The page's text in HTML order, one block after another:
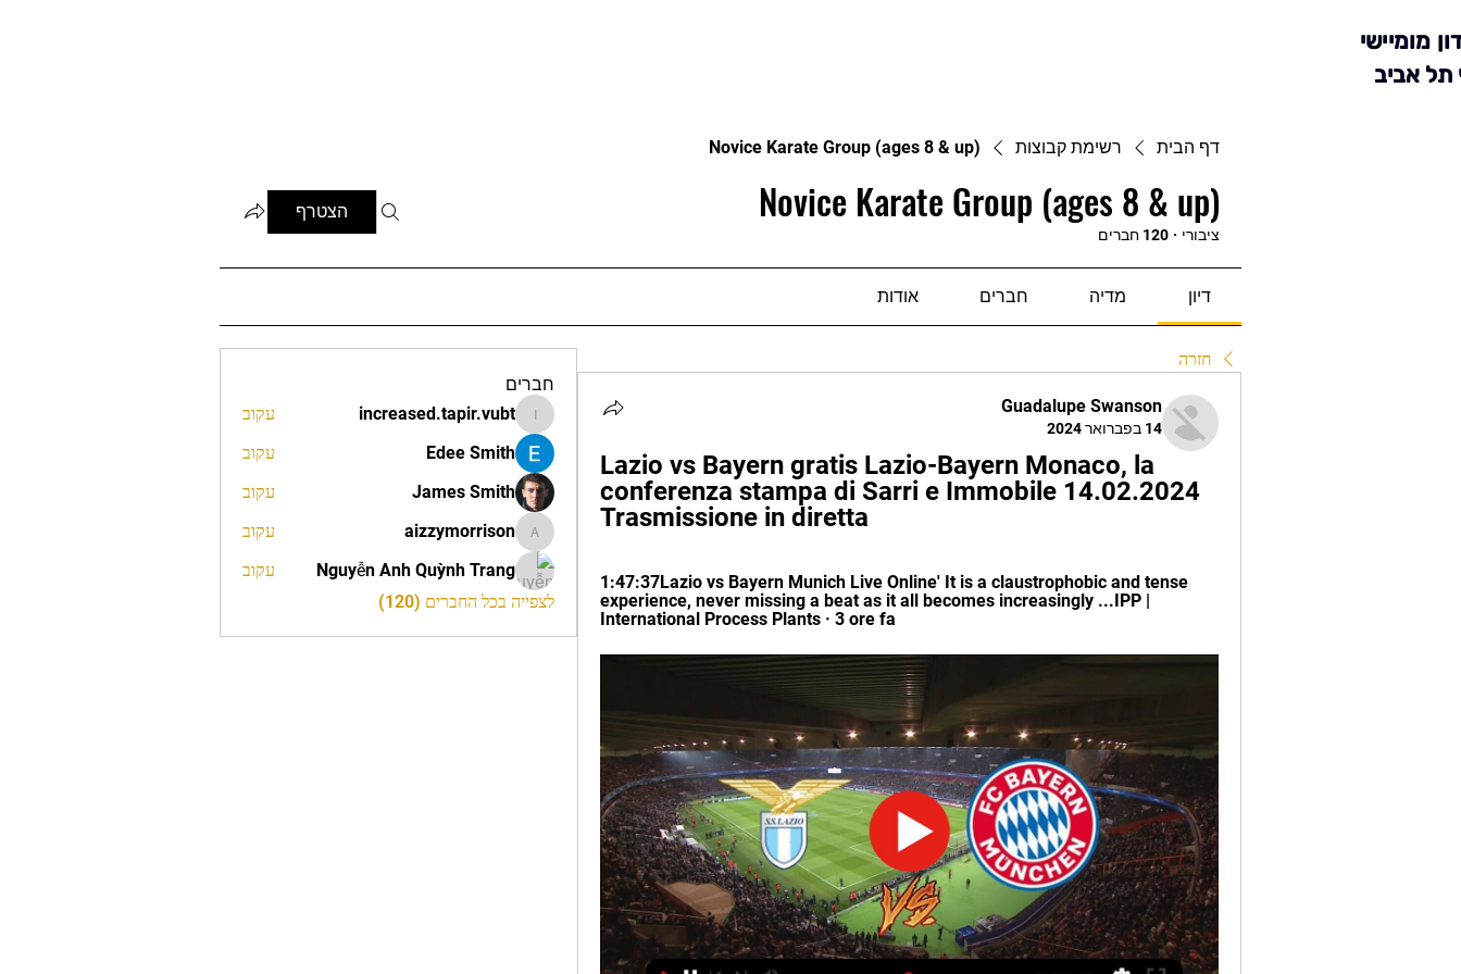
מומיישי
תל אביב
דף הבית רשימת קבוצות Novice Karate Group (ages 8 & up)
Novice Karate Group (ages 8 & up)
ציבורי · 120 חברים
הצטרף
דיון מדיה חברים אודות
חזרה
Guadalupe Swanson
14 בפברואר 2024
Lazio vs Bayern gratis Lazio-Bayern Monaco, la
conferenza stampa di Sarri e Immobile 14.02.2024
Trasmissione in diretta
1:47:37Lazio vs Bayern Munich Live Online' It is a claustrophobic and tense
experience, never missing a beat as it all becomes increasingly ...IPP |
International Process Plants · 3 ore fa
חברים
increased.tapir.vubt
increased.tapir.vubt
עקוב
Edee Smith
עקוב
James Smith
עקוב
aizzymorrison
aizzymorrison
עקוב
Nguyễn Anh Quỳnh Trang
עקוב
לצפייה בכל החברים (120)